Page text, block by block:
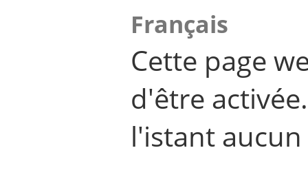
Français
Cette page
d'être
l'istant